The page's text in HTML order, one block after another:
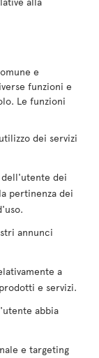
e
funzioni e
Le funzioni
dei servizi
dei
pertinenza dei
annunci
a
e servizi.
abbia
e targeting